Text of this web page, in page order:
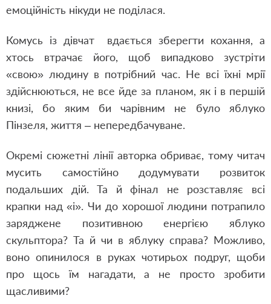
емоційність нікуди не поділася.
Комусь із дівчат вдається зберегти кохання, а
хтось втрачає його, щоб випадково зустріти
«свою» людину в потрібний час. Не всі їхні мрії
здійснюються, не все йде за планом, як і в першій
книзі, бо яким би чарівним не було яблуко
Пінзеля, життя – непередбачуване.
Окремі сюжетні лінії авторка обриває, тому читач
мусить самостійно додумувати розвиток
подальших дій. Та й фінал не розставляє всі
крапки над «і». Чи до хорошої людини потрапило
заряджене позитивною енергією яблуко
скульптора? Та й чи в яблуку справа? Можливо,
воно опинилося в руках чотирьох подруг, щоби
про щось їм нагадати, а не просто зробити
щасливими?